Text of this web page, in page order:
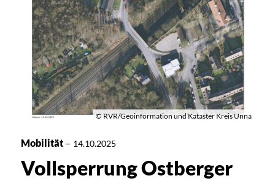
© RVR/Geoinformation und Kataster Kreis Unna
Mobilität– 14.10.2025
Vollsperrung Ostberger